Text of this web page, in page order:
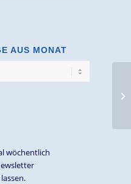
AUS MONAT
wöchentlich